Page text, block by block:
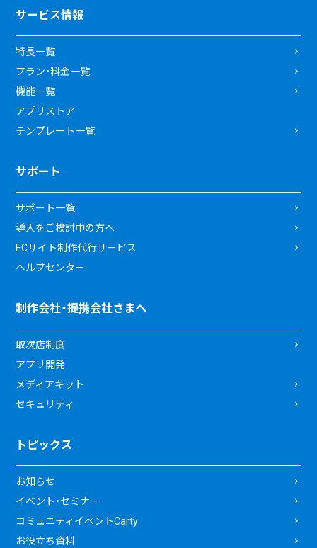
サービス情報
特長一覧
プラン・料金一覧
機能一覧
アプリストア
テンプレート一覧
サポート
サポート一覧
導入をご検討中の方へ
ECサイト制作代行サービス
ヘルプセンター
制作会社・提携会社さまへ
取次店制度
アプリ開発
メディアキット
セキュリティ
トピックス
お知らせ
イベント・セミナー
コミュニティイベントCarty
お役立ち資料